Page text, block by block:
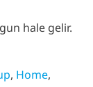
hale gelir.
, Home,